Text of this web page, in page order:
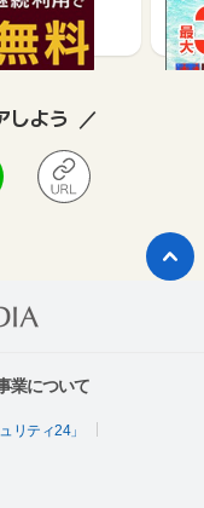
しよう
業について
リティ24」